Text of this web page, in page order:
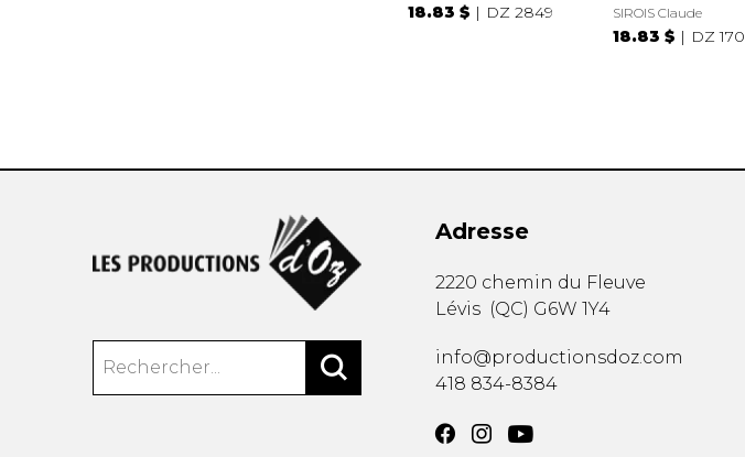
18.83 $ DZ 2849 SIROIS Claude
18.83 $ DZ 170
Adresse
2220 chemin du Fleuve
Lévis (QC) G6W 1Y4
info@productionsdoz.com
418 834-8384